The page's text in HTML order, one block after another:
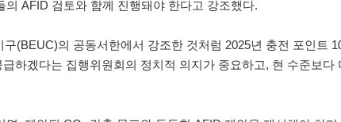
의 AFID 검토와 함께 진행돼야 한다고 강조했다.
(BEUC)의 공동서한에서 강조한 것처럼 2025년 충전 포인트
하겠다는 집행위원회의 정치적 의지가 중요하고, 현 수준보다